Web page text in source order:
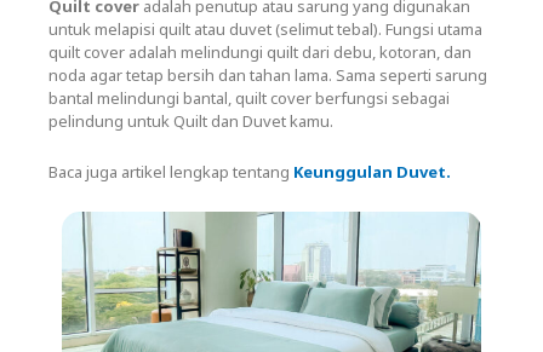
Quilt cover adalah penutup atau sarung yang digunakan
untuk melapisi quilt atau duvet (selimut tebal). Fungsi utama
quilt cover adalah melindungi quilt dari debu, kotoran, dan
noda agar tetap bersih dan tahan lama. Sama seperti sarung
bantal melindungi bantal, quilt cover berfungsi sebagai
pelindung untuk Quilt dan Duvet kamu.
Baca juga artikel lengkap tentang Keunggulan Duvet.